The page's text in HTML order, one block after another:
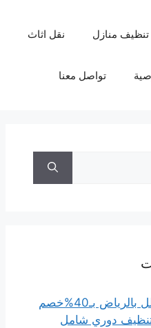
تنظيف منازل نقل اثاث
تواصل معنا
شركة تنظيف فلل بالرياض بـ40%خصم
دوري شامل